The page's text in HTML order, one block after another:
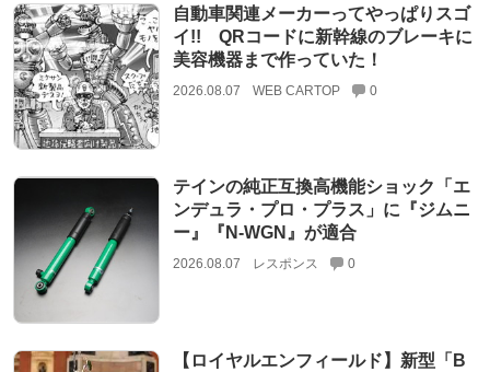
自動車関連メーカーってやっぱりスゴ
イ!! QRコードに新幹線のブレーキに
美容機器まで作っていた！
2026.08.07 WEB CARTOP 0
テインの純正互換高機能ショック「エ
ンデュラ・プロ・プラス」に『ジムニ
ー』『N-WGN』が適合
2026.08.07 レスポンス 0
【ロイヤルエンフィールド】新型「B